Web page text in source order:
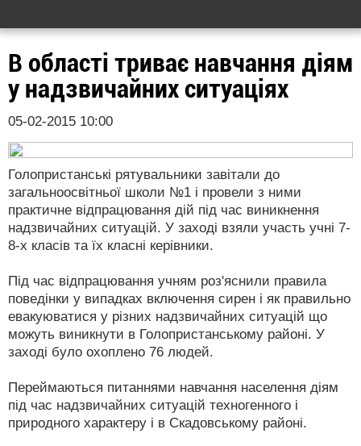
В області триває навчання діям
у надзвичайних ситуаціях
05-02-2015 10:00
Голопристанські рятувальники завітали до
загальноосвітньої школи №1 і провели з ними
практичне відпрацювання дій під час виникнення
надзвичайних ситуацій. У заході взяли участь учні 7-
8-х класів та їх класні керівники.
Під час відпрацювання учням роз'яснили правила
поведінки у випадках включення сирен і як правильно
евакуюватися у різних надзвичайних ситуацій що
можуть виникнути в Голопристанському районі. У
заході було охоплено 76 людей.
Переймаються питаннями навчання населення діям
під час надзвичайних ситуацій техногенного і
природного характеру і в Скадовському районі.